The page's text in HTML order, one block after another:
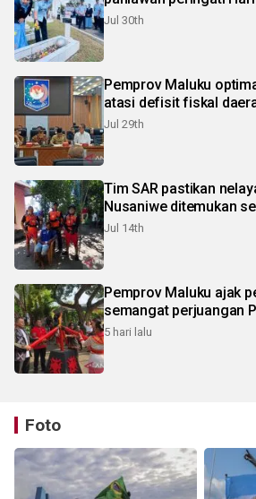
Jul 30th
Pemprov Maluku
atasi defisit fiskal
Jul 29th
Tim SAR pastikan
Nusaniwe ditemukan
Jul 14th
Pemprov Maluku ajak
semangat perjuangan
5 hari lalu
Foto